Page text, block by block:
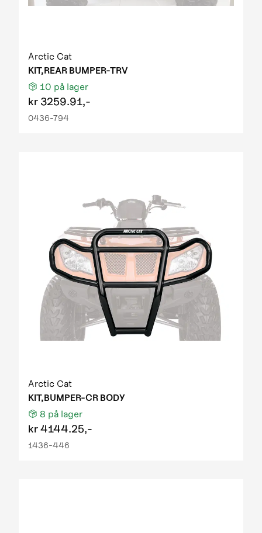
Arctic Cat
KIT,REAR BUMPER-TRV
10 på lager
kr 3259.91,-
0436-794
Arctic Cat
KIT,BUMPER-CR BODY
8 på lager
kr4144.25,-
1436-446